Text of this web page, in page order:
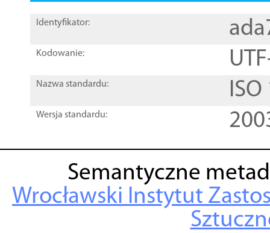
Identyfikator:
Kodowanie:
Nazwa standardu:
Wersja standardu:
Semantyczne
Wrocławski Instytut